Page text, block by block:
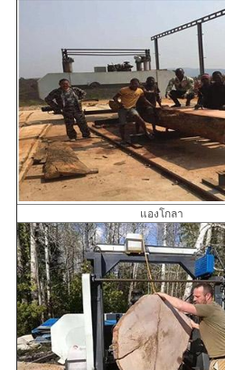
แองโกลา